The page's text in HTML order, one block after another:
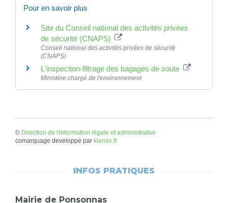
Pour en savoir plus
Site du Conseil national des activités privées
de sécurité (CNAPS)
Conseil national des activités privées de sécurité
(CNAPS)
L'inspection-filtrage des bagages de soute
Ministère chargé de l'environnement
© Direction de l'information légale et administrative
comarquage developpé par kienso.fr
INFOS PRATIQUES
Mairie de Ponsonnas